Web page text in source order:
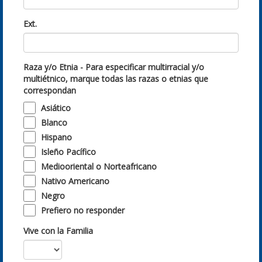
Ext.
Raza y/o Etnia - Para especificar multirracial y/o
multiétnico, marque todas las razas o etnias que
correspondan
Asiático
Blanco
Hispano
Isleño Pacífico
Mediooriental o Norteafricano
Nativo Americano
Negro
Prefiero no responder
Vive con la Familia